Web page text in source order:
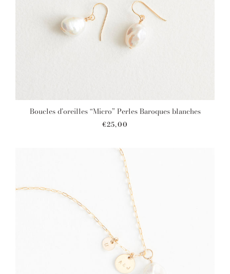
Boucles d’oreilles “Micro” Perles Baroques blanches
€25,00